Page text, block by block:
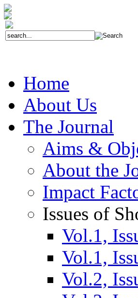
Home
About Us
The Journal
Aims &
About the
Impact
Issues of
Vol.1,
Vol.1,
Vol.2,